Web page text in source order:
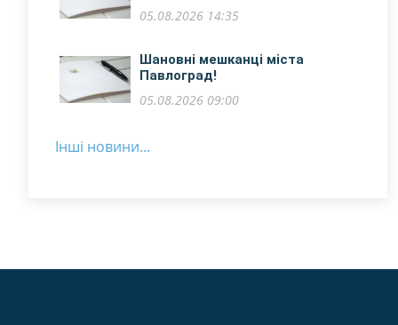
05.08.2026 14:35
​Шановні мешканці міста
Павлоград!
05.08.2026 09:00
Інші новини...